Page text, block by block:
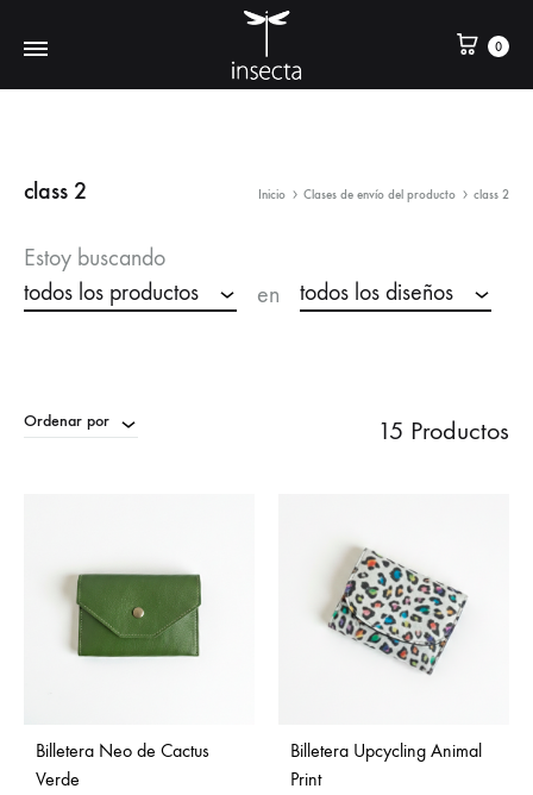
0
class 2 Inicio Clases de envío del producto class 2
Estoy buscando
todos los productos
en todos los diseños
Ordenar por 15 Productos
Billetera Neo de Cactus
Verde
Billetera Upcycling Animal
Print